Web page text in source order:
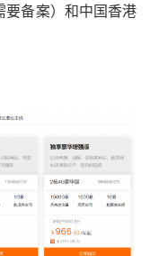
要备案）和中国香港